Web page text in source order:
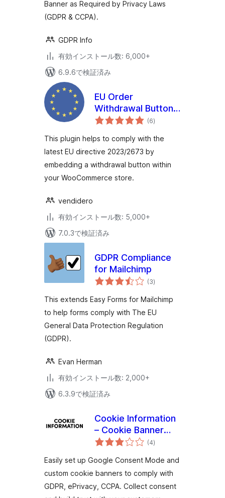
others)
Banner as Required by Privacy Laws
(GDPR & CCPA).
GDPR Info
有効インストール数: 6,000+
6.9.6で検証済み
EU Order
Withdrawal Button
for WooCommerce
(6個
の
価
)
This plugin helps to comply with the
latest EU directive 2023/2673 by
embedding a withdrawal button within
your WooCommerce store.
vendidero
有効インストール数: 5,000+
7.0.3で検証済み
GDPR Compliance
for Mailchimp
(3個
の
価
)
This extends Easy Forms for Mailchimp
to help forms comply with The EU
General Data Protection Regulation
(GDPR).
Evan Herman
有効インストール数: 2,000+
6.3.9で検証済み
Cookie Information
– Cookie Banner
with Consent Mode
(4個
の
価
)
Easily set up Google Consent Mode and
custom cookie banners to comply with
GDPR, ePrivacy, CCPA. Collect consent